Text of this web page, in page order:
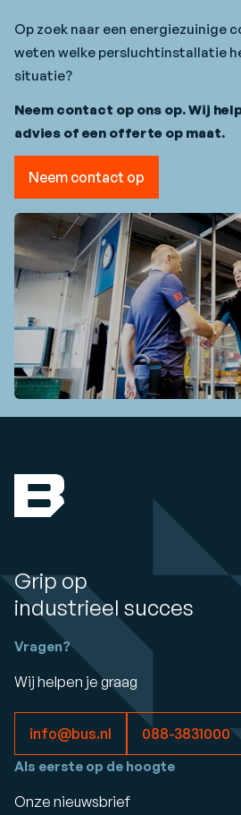
Op zoek naar een energiezuinige
weten welke persluchtinstallatie
situatie?
Neem contact op ons op. Wij
advies of een offerte op maat.
Neem contact op
Grip op
industrieel succes
Vragen?
Wij helpen je graag
info@bus.nl 088-3831000
Als eerste op de hoogte
Onze nieuwsbrief